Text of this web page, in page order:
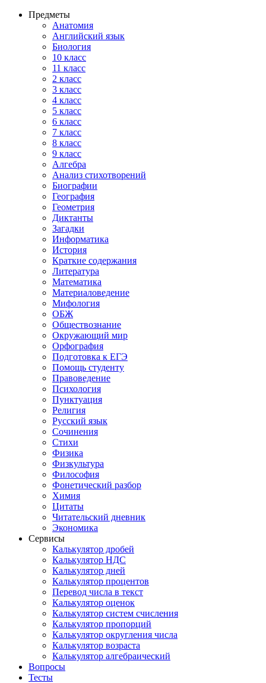
Предметы
Анатомия
Английский язык
Биология
10 класс
11 класс
2 класс
3 класс
4 класс
5 класс
6 класс
7 класс
8 класс
9 класс
Алгебра
Анализ стихотворений
Биографии
География
Геометрия
Диктанты
Загадки
Информатика
История
Краткие содержания
Литература
Математика
Материаловедение
Мифология
ОБЖ
Обществознание
Окружающий мир
Орфография
Подготовка к ЕГЭ
Помощь студенту
Правоведение
Психология
Пунктуация
Религия
Русский язык
Сочинения
Стихи
Физика
Физкультура
Философия
Фонетический разбор
Химия
Цитаты
Читательский дневник
Экономика
Сервисы
Калькулятор дробей
Калькулятор НДС
Калькулятор дней
Калькулятор процентов
Перевод числа в текст
Калькулятор оценок
Калькулятор систем счисления
Калькулятор пропорций
Калькулятор округления числа
Калькулятор возраста
Калькулятор алгебраический
Вопросы
Тесты